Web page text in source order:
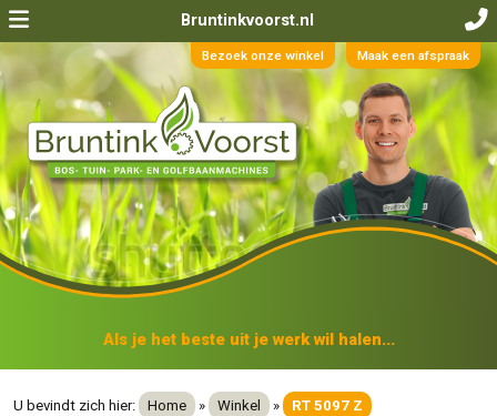
Bruntinkvoorst.nl
Bezoek onze winkel Maak een afspraak
Als je het beste uit je werk wil halen...
U bevindt zich hier: Home » Winkel » RT 5097 Z